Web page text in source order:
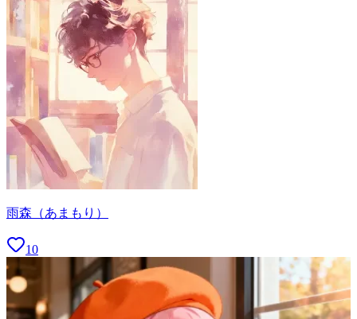
雨森（あまもり）
10